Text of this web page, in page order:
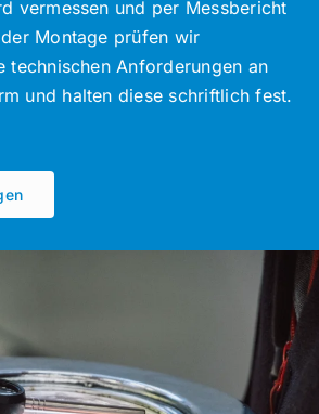
vermessen und per Messbericht
Montage prüfen wir
technischen Anforderungen an
und halten diese schriftlich fest.